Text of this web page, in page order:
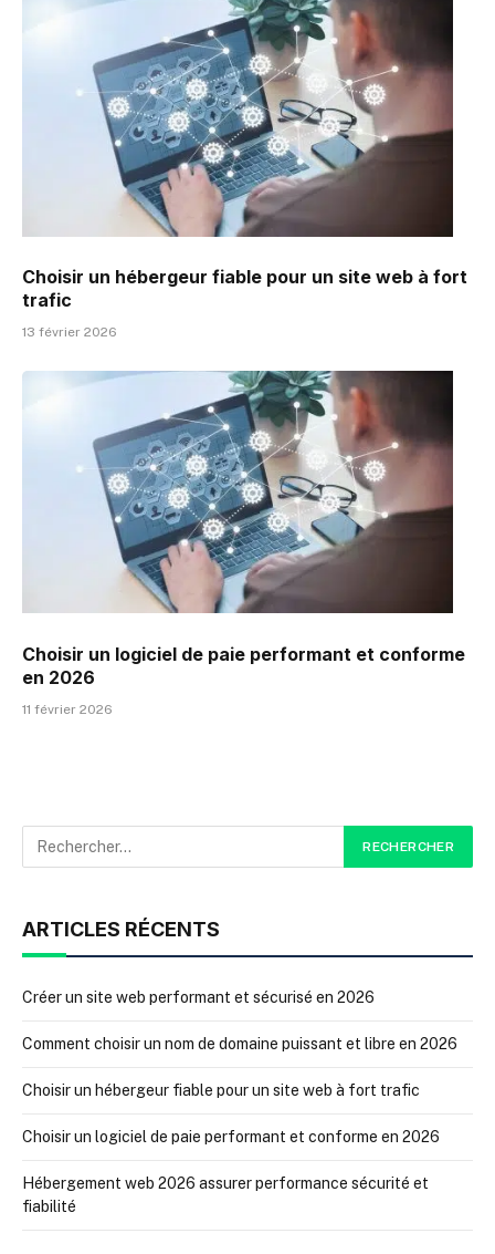
Choisir un hébergeur fiable pour un site web à fort
trafic
13 février 2026
Choisir un logiciel de paie performant et conforme
en 2026
11 février 2026
ARTICLES RÉCENTS
Créer un site web performant et sécurisé en 2026
Comment choisir un nom de domaine puissant et libre en 2026
Choisir un hébergeur fiable pour un site web à fort trafic
Choisir un logiciel de paie performant et conforme en 2026
Hébergement web 2026 assurer performance sécurité et
fiabilité